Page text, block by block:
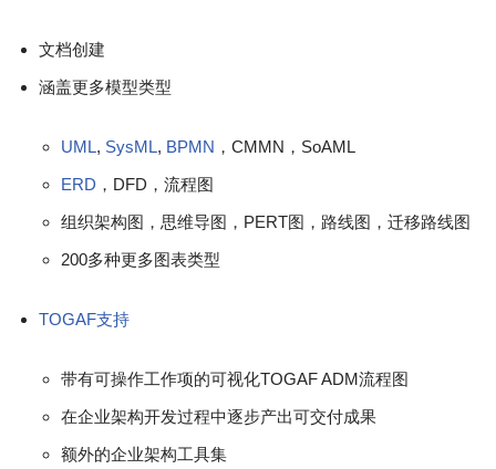
文档创建
涵盖更多模型类型
UML, SysML, BPMN ，CMMN，SoAML
ERD ，DFD，流程图
组织架构图，思维导图，PERT图，路线图，迁移路线图
200多种更多图表类型
TOGAF支持
带有可操作工作项的可视化TOGAF ADM流程图
在企业架构开发过程中逐步产出可交付成果
额外的企业架构工具集